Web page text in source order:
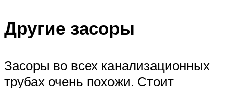
Другие засоры
Засоры во всех канализационных
трубах очень похожи. Стоит